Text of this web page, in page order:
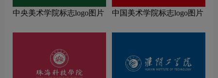
中央美术学院标志logo图片 中国美术学院标志logo图片